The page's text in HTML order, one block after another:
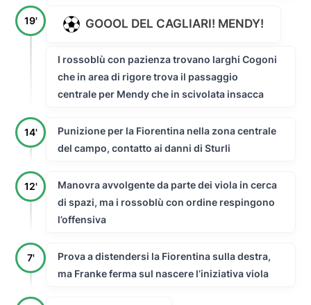
19' GOOOL DEL CAGLIARI! MENDY!
I rossoblù con pazienza trovano larghi Cogoni
che in area di rigore trova il passaggio
centrale per Mendy che in scivolata insacca
14'
Punizione per la Fiorentina nella zona centrale
del campo, contatto ai danni di Sturli
12'
Manovra avvolgente da parte dei viola in cerca
di spazi, ma i rossoblù con ordine respingono
l’offensiva
7'
Prova a distendersi la Fiorentina sulla destra,
ma Franke ferma sul nascere l’iniziativa viola